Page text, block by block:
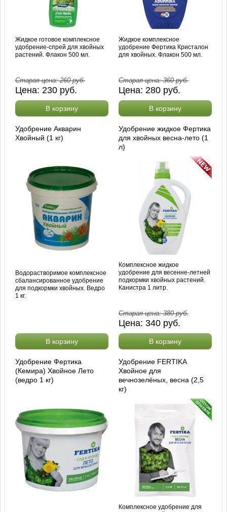
Жидкое готовое комплексное
удобрение-спрей для хвойных
растений. Флакон 500 мл.
Старая цена:260руб.
Цена:230 руб.
В корзину
Жидкое комплексное
удобрение Фертика Кристалон
для хвойных. Флакон 500 мл.
Старая цена:360руб.
Цена: 280 руб.
В корзину
Удобрение Акварин
Хвойный (1 кг)
Водорастворимое комплексное
сбалансированное удобрение
для подкормки хвойных. Ведро
1 кг.
В корзину
Удобрение жидкое Фертика
для хвойных весна-лето (1
л)
Комплексное жидкое
удобрение для весенне-летней
подкормки хвойных растений.
Канистра 1 литр.
Старая цена:380руб.
Цена: 340 руб.
В корзину
Удобрение Фертика
(Кемира) Хвойное Лето
(ведро 1 кг)
Удобрение FERTIKA
Хвойное для
вечнозелёных, весна (2,5
кг)
Комплексное удобрение для